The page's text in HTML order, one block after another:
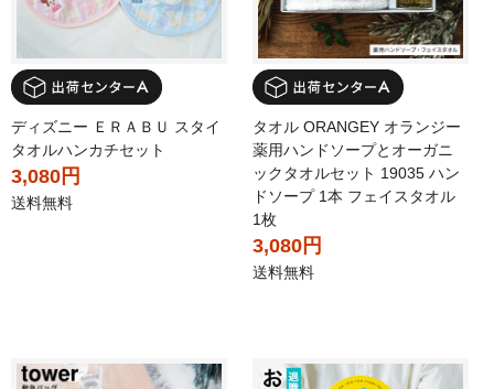
ディズニー ＥＲＡＢＵ スタイ
タオルハンカチセット
3,080円
送料無料
タオル ORANGEY オランジー
薬用ハンドソープとオーガニ
ックタオルセット 19035 ハン
ドソープ 1本 フェイスタオル
1枚
3,080円
送料無料